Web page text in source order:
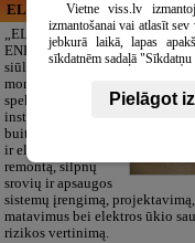
ELECTRIC ENERGY
„ELECTRIC
ENERGY Kandava“
siūlo pilną elektros
montavimo darbų
spektrą,
instaliacijos,
buitinės technikos
ir elektronikos
remontą, silpnų
srovių ir apsaugos
sistemų įrengimą, projektavimą,
matavimus bei elektros ūkio
rizikos vertinimą.
Vietne viss.lv
izmantošanai vai atlasīt
jebkurā laikā, lapas
sīkdatnēm sadaļā
Pielāgot